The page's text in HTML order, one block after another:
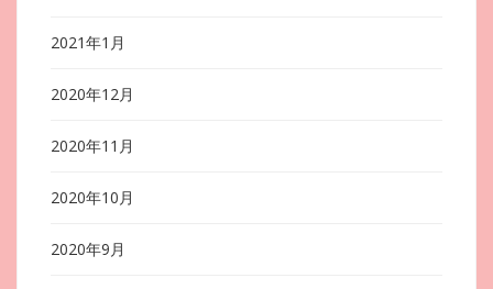
2021年1月
2020年12月
2020年11月
2020年10月
2020年9月